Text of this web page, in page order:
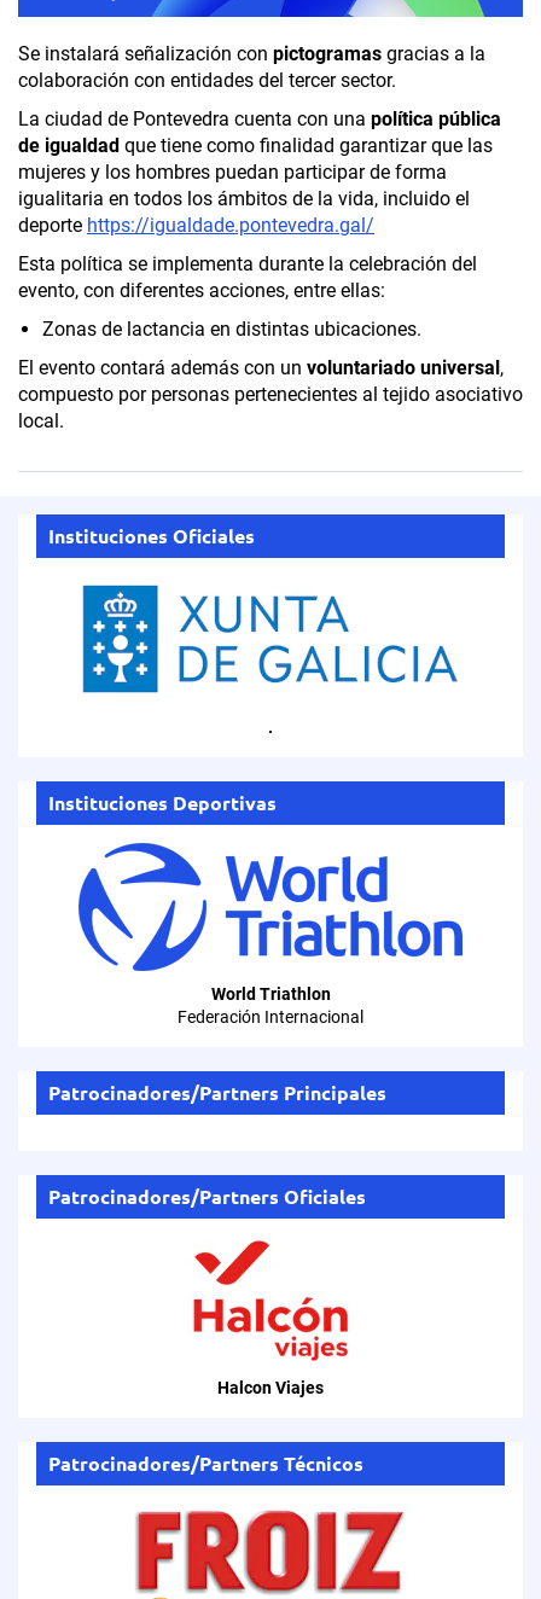
Se instalará señalización con pictogramas gracias a la
colaboración con entidades del tercer sector.
La ciudad de Pontevedra cuenta con una política pública
de igualdad que tiene como finalidad garantizar que las
mujeres y los hombres puedan participar de forma
igualitaria en todos los ámbitos de la vida, incluido el
deporte https://igualdade.pontevedra.gal/
Esta política se implementa durante la celebración del
evento, con diferentes acciones, entre ellas:
Zonas de lactancia en distintas ubicaciones.
El evento contará además con un voluntariado universal ,
compuesto por personas pertenecientes al tejido asociativo
local.
Instituciones Oficiales
.
Instituciones Deportivas
World Triathlon
Federación Internacional
Patrocinadores/Partners Principales
Patrocinadores/Partners Oficiales
Halcon Viajes
Patrocinadores/Partners Técnicos